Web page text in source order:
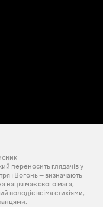
переносить глядачів у
і Вогонь — визначають
нація має свого мага,
володіє всіма стихіями,